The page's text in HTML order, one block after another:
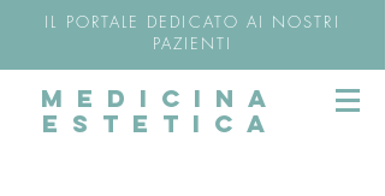
IL PORTALE DEDICATO AI NOSTRI
PAZIENTI
MEDICINA
ESTETICA